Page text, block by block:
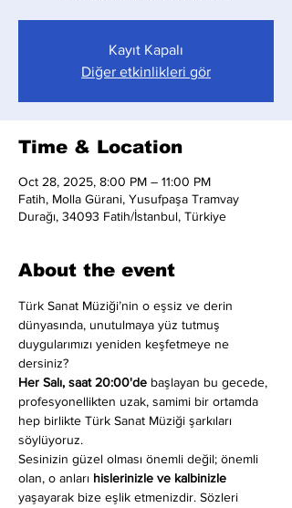
Kayıt Kapalı
Diğer etkinlikleri gör
Time & Location
Oct 28, 2025, 8:00 PM – 11:00 PM
Fatih, Molla Gürani, Yusufpaşa Tramvay
Durağı, 34093 Fatih/İstanbul, Türkiye
About the event
Türk Sanat Müziği’nin o eşsiz ve derin
dünyasında, unutulmaya yüz tutmuş
duygularımızı yeniden keşfetmeye ne
dersiniz?
Her Salı, saat 20:00'de başlayan bu gecede,
profesyonellikten uzak, samimi bir ortamda
hep birlikte Türk Sanat Müziği şarkıları
söylüyoruz.
Sesinizin güzel olması önemli değil; önemli
olan, o anları hislerinizle ve kalbinizle
yaşayarak bize eşlik etmenizdir. Sözleri